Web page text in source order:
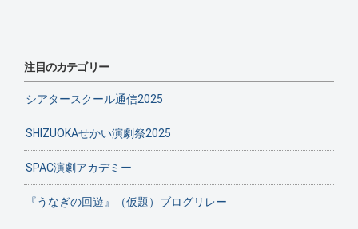
注目のカテゴリー
シアタースクール通信2025
SHIZUOKAせかい演劇祭2025
SPAC演劇アカデミー
『うなぎの回遊』（仮題）ブログリレー